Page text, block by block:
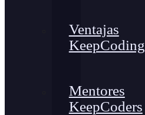
Ventajas
KeepCoding
Mentores
KeepCoders